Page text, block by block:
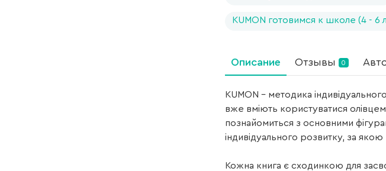
KUMON готовимся к школе (4 - 6
Описание Отзывы 0
KUMON – методика
вже вміють користуватися
познайомиться з основними
індивідуального розвитку, за якою
Кожна книга є сходинкою для